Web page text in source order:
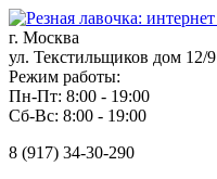
г. Москва
ул. Текстильщиков дом 12/9
Режим работы:
Пн-Пт: 8:00 - 19:00
Сб-Вс: 8:00 - 19:00
8 (917) 34-30-290